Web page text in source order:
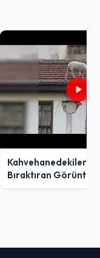
Kahvehanedekiler
Bıraktıran Görüntü!